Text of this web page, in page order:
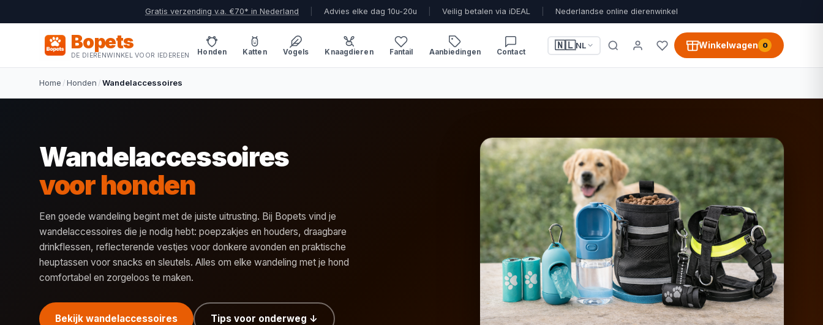
Gratis verzending v.a. €70* in Nederland Advies elke dag 10u-20u Veilig betalen via iDEAL Nederlandse online dierenwinkel
Bopets
DE DIERENWINKEL VOOR IEDEREEN Honden Katten Vogels Knaagdieren Fantail Aanbiedingen Contact
🇳🇱NL Winkelwagen 0
Home /Honden /Wandelaccessoires
Wandelaccessoires
voor honden
Een goede wandeling begint met de juiste uitrusting. Bij Bopets vind je
wandelaccessoires die je nodig hebt: poepzakjes en houders, draagbare
drinkflessen, reflecterende vestjes voor donkere avonden en praktische
heuptassen voor snacks en sleutels. Alles om elke wandeling met je hond
comfortabel en zorgeloos te maken.
Bekijk wandelaccessoires Tips voor onderweg ↓